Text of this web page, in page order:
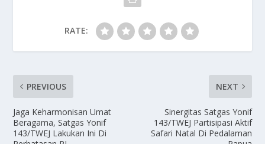
RATE:
PREVIOUS
Jaga Keharmonisan Umat
Beragama, Satgas Yonif
143/TWEJ Lakukan Ini Di
NEXT
Sinergitas Satgas Yonif
143/TWEJ Partisipasi Aktif
Safari Natal Di Pedalaman